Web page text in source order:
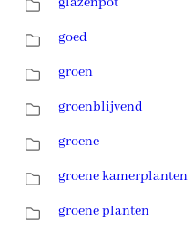
goed
groen
groenblijvend
groene
groene kamerplanten
groene planten